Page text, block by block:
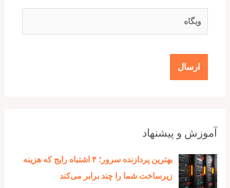
آموزش و پیشنهاد
بهترین پردازنده‌ سرور؛ ۴ اشتباه رایج که هزینه
زیرساخت شما را چند برابر می‌کند